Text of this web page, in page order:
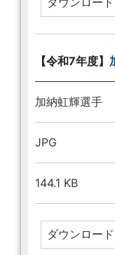
【令和7年度】
加納虹輝選手
JPG
144.1 KB